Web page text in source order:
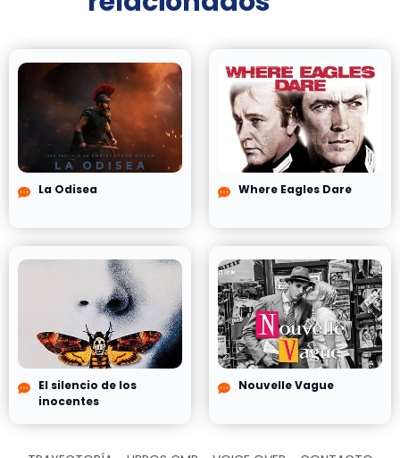
La Odisea Where Eagles Dare
El silencio de los
inocentes
Nouvelle Vague